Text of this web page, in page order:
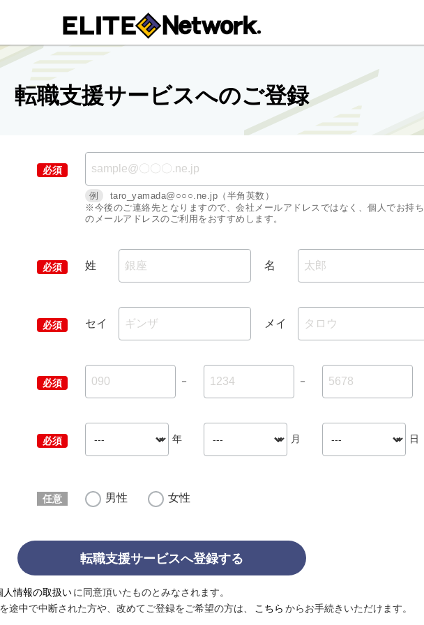
転職支援サービスへのご登録
例
taro_yamada@○○○.ne.jp（半角英数）
※今後のご連絡先となりますので、会社メールアドレスではなく、個人でお持ち
のメールアドレスのご利用をおすすめします。
姓 名
セイ メイ
－ －
年 月 日
男性 女性
転職支援サービスへ登録する
人情報の取扱いに同意頂いたものとみなされます。
途中で中断された方や、改めてご登録をご希望の方は、
こちら からお手続きいただけます。